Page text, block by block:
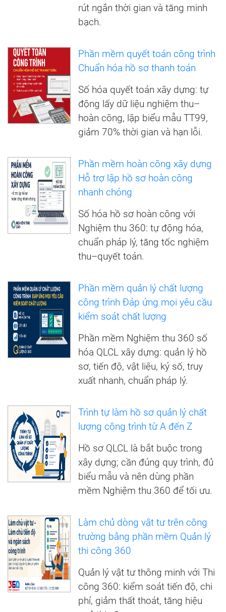
rút ngắn thời gian và tăng minh
bạch.
Phần mềm quyết toán công trình
Chuẩn hóa hồ sơ thanh toán
Số hóa quyết toán xây dựng: tự
động lấy dữ liệu nghiệm thu–
hoàn công, lập biểu mẫu TT99,
giảm 70% thời gian và hạn lỗi.
Phần mềm hoàn công xây dựng
Hỗ trợ lập hồ sơ hoàn công
nhanh chóng
Số hóa hồ sơ hoàn công với
Nghiệm thu 360: tự động hóa,
chuẩn pháp lý, tăng tốc nghiệm
thu–quyết toán.
Phần mềm quản lý chất lượng
công trình Đáp ứng mọi yêu cầu
kiểm soát chất lượng
Phần mềm Nghiệm thu 360 số
hóa QLCL xây dựng: quản lý hồ
sơ, tiến độ, vật liệu, ký số, truy
xuất nhanh, chuẩn pháp lý.
Trình tự làm hồ sơ quản lý chất
lượng công trình từ A đến Z
Hồ sơ QLCL là bắt buộc trong
xây dựng; cần đúng quy trình, đủ
biểu mẫu và nên dùng phần
mềm Nghiệm thu 360 để tối ưu.
Làm chủ dòng vật tư trên công
trường bằng phần mềm Quản lý
thi công 360
Quản lý vật tư thông minh với Thi
công 360: kiểm soát tiến độ, chi
phí, giảm thất thoát, tăng hiệu